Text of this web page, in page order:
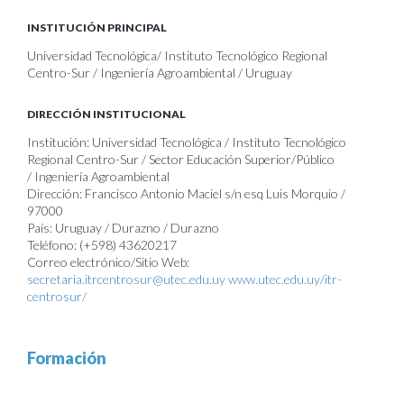
INSTITUCIÓN PRINCIPAL
Universidad Tecnológica/ Instituto Tecnológico Regional
Centro-Sur / Ingeniería Agroambiental / Uruguay
DIRECCIÓN INSTITUCIONAL
Institución: Universidad Tecnológica / Instituto Tecnológico
Regional Centro-Sur / Sector Educación Superior/Público
/ Ingeniería Agroambiental
Dirección: Francisco Antonio Maciel s/n esq Luis Morquio /
97000
País: Uruguay / Durazno / Durazno
Teléfono: (+598) 43620217
Correo electrónico/Sitio Web:
secretaria.itrcentrosur@utec.edu.uywww.utec.edu.uy/itr-
centrosur/
Formación